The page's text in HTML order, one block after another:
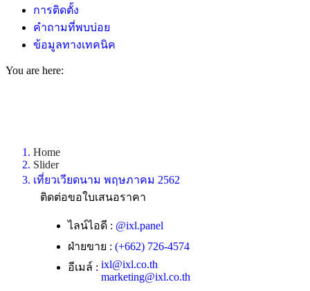
การติดตั้ง
คำถามที่พบบ่อย
ข้อมูลทางเทคนิค
You are here:
Home
Slider
เที่ยวเวียดนาม พฤษภาคม 2562
ติดต่อขอใบเสนอราคา
ไลน์ไอดี : @ixl.panel
ฝ่ายขาย : (+662) 726-4574
อีเมล์ : ixl@ixl.co.th
marketing@ixl.co.th